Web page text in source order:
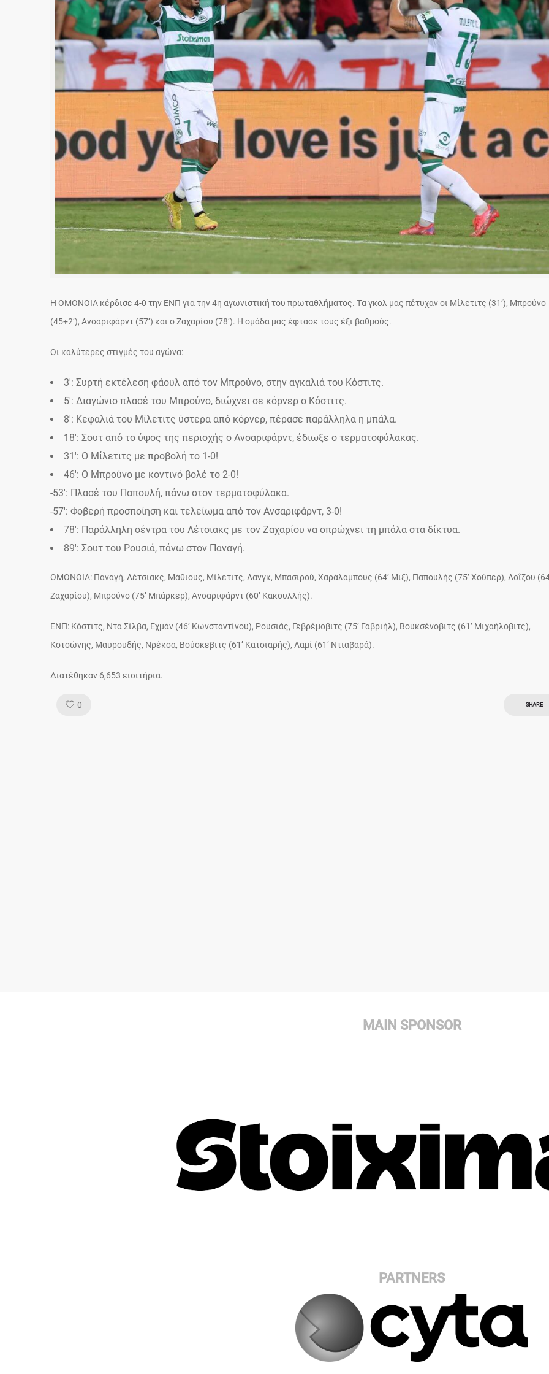
H OMONOIA κέρδισε 4-0 την ΕΝΠ για την 4η αγωνιστική του πρωταθλήματος. Tα γκολ μας πέτυχαν οι Μίλετιτς (31’), Μπρούνο
(45+2’), Aνσαριφάρντ (57’) και ο Ζαχαρίου (78’). Η ομάδα μας έφτασε τους έξι βαθμούς.
Οι καλύτερες στιγμές του αγώνα:
3′: Συρτή εκτέλεση φάουλ από τον Μπρούνο, στην αγκαλιά του Κόστιτς.
5′: Διαγώνιο πλασέ του Μπρούνο, διώχνει σε κόρνερ ο Κόστιτς.
8′: Κεφαλιά του Μίλετιτς ύστερα από κόρνερ, πέρασε παράλληλα η μπάλα.
18′: Σουτ από το ύψος της περιοχής ο Ανσαριφάρντ, έδιωξε ο τερματοφύλακας.
31′: Ο Μίλετιτς με προβολή το 1-0!
46′: Ο Μπρούνο με κοντινό βολέ το 2-0!
-53′: Πλασέ του Παπουλή, πάνω στον τερματοφύλακα.
-57′: Φοβερή προσποίηση και τελείωμα από τον Ανσαριφάρντ, 3-0!
78′: Παράλληλη σέντρα του Λέτσιακς με τον Ζαχαρίου να σπρώχνει τη μπάλα στα δίκτυα.
89′: Σουτ του Ρουσιά, πάνω στον Παναγή.
OMONOIA: Παναγή, Λέτσιακς, Μάθιους, Μίλετιτς, Λανγκ, Μπασιρού, Χαράλαμπους (64’ Μιξ), Παπουλής (75’ Χούπερ), Λοΐζου
Ζαχαρίου), Μπρούνο (75’ Mπάρκερ), Ανσαριφάρντ (60’ Κακουλλής).
ΕΝΠ: Κόστιτς, Ντα Σίλβα, Εχμάν (46’ Κωνσταντίνου), Ρουσιάς, Γεβρέμοβιτς (75’ Γαβριήλ), Βουκσένοβιτς (61’ Μιχαήλοβιτς),
Κοτσώνης, Μαυρουδής, Νρέκσα, Βούσκεβιτς (61’ Κατσιαρής), Λαμί (61’ Ντιαβαρά).
Διατέθηκαν 6,653 εισιτήρια.
0 SHARE
MAIN SPONSOR
PARTNERS